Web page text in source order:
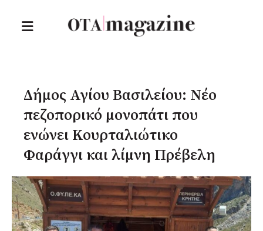
Δήμος Αγίου Βασιλείου: Νέο
πεζοπορικό μονοπάτι που
ενώνει Κουρταλιώτικο
Φαράγγι και λίμνη Πρέβελη